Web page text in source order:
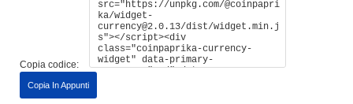
Copia codice:
Copia In Appunti